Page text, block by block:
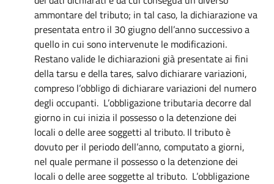
ammontare del tributo; in tal caso, la dichiarazione va
presentata entro il 30 giugno dell’anno successivo a
quello in cui sono intervenute le modificazioni.
Restano valide le dichiarazioni già presentate ai fini
della tarsu e della tares, salvo dichiarare variazioni,
compreso l’obbligo di dichiarare variazioni del numero
degli occupanti. L’obbligazione tributaria decorre dal
giorno in cui inizia il possesso o la detenzione dei
locali o delle aree soggetti al tributo. Il tributo è
dovuto per il periodo dell’anno, computato a giorni,
nel quale permane il possesso o la detenzione dei
locali o delle aree soggette al tributo. L’obbligazione